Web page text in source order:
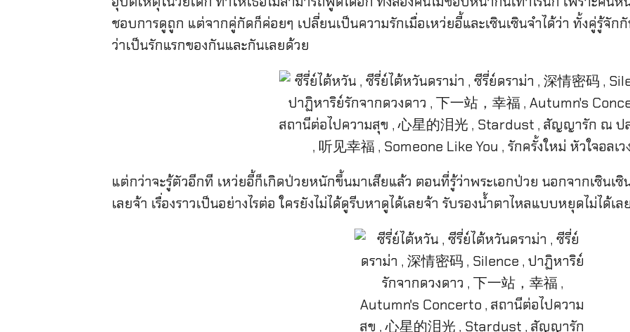
ชอบการดูถูก แต่จากคู่กัดก็ค่อยๆ เปลี่ยนเป็นความรักเมื่อเหว่ยอี้และเซินเซินจำได้ว่า ทั้งคู่รู้จัก
ว่าเป็นรักแรกของกันและกันเลยด้วย
แต่กว่าจะรู้ตัวอีกที เหว่ยอี้ก็เกิดป่วยหนักขึ้นมาเสียแล้ว ตอนที่รู้ว่าพระเอกป่วย นอกจากเซินเซิ
เลยจ้า เรื่องราวเป็นอย่างไรต่อ ใครยังไม่ได้ดูรีบหาดูได้เลยจ้า รับรองน้ำตาไหลแบบหยุดไม่ได้เล